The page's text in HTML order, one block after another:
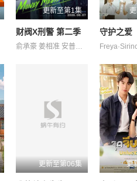
更新至第1集
财阀X刑警 第二季
俞承豪 姜相准 安普贤 郑恩彩 金伸比
守护之爱
更新至第06集 更